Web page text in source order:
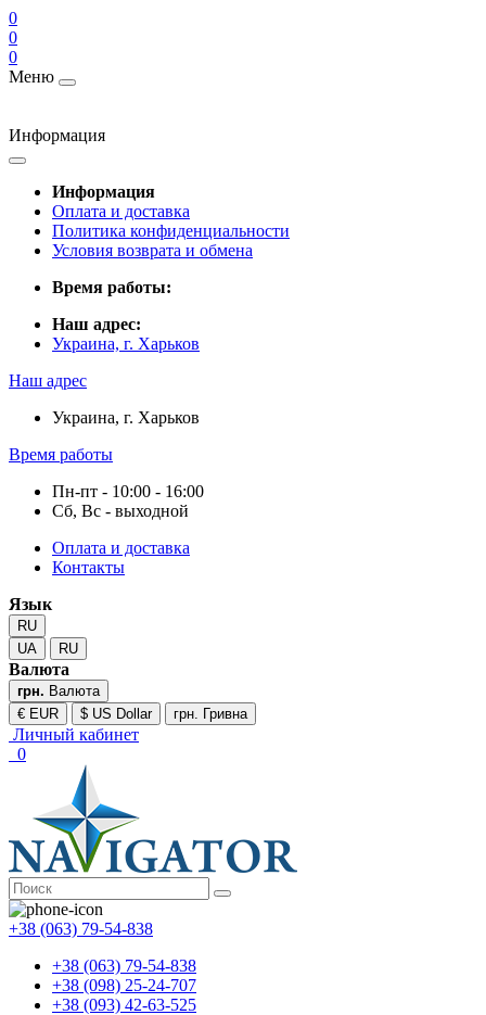
0
0
0
Меню
Информация
Информация
Оплата и доставка
Политика конфиденциальности
Условия возврата и обмена
Время работы:
Наш адрес:
Украина, г. Харьков
Наш адрес
Украина, г. Харьков
Время работы
Пн-пт - 10:00 - 16:00
Сб, Вс - выходной
Оплата и доставка
Контакты
Язык
RU
UA
RU
Валюта
грн. Валюта
€ EUR
$ US Dollar грн. Гривна
Личный кабинет
0
+38 (063) 79-54-838
+38 (063) 79-54-838
+38 (098) 25-24-707
+38 (093) 42-63-525